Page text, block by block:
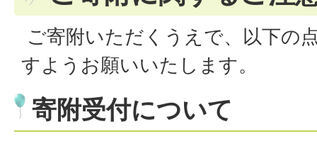
ご寄附いただくうえで、以下の
すようお願いいたします。
寄附受付について